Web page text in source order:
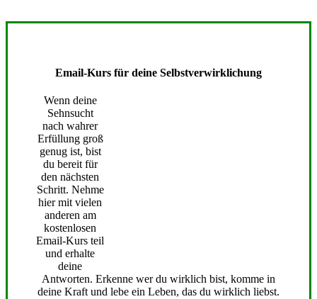
Email-Kurs für deine Selbstverwirklichung
Wenn deine
Sehnsucht
nach wahrer
Erfüllung groß
genug ist, bist
du bereit für
den nächsten
Schritt. Nehme
hier mit vielen
anderen am
kostenlosen
Email-Kurs teil
und erhalte
deine
Antworten. Erkenne wer du wirklich bist, komme in
deine Kraft und lebe ein Leben, das du wirklich liebst.